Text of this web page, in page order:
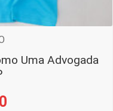
Uma Advogada